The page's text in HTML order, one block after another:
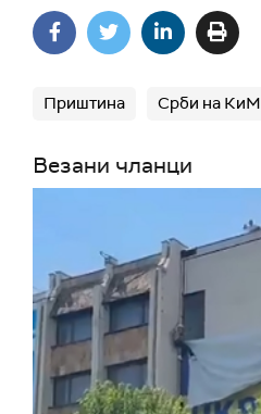
Приштина Срби на КиМ
Везани чланци